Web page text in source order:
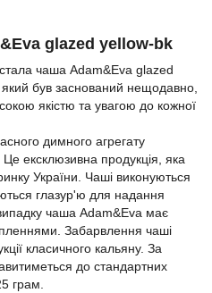
glazed yellow-bk
чаша Adam&Eva glazed
був заснований нещодавно,
якістю та увагою до кожної
димного агрегату
ексклюзивна продукція, яка
України. Чаші виконуються
глазур'ю для надання
чаша Adam&Eva має
Забарвлення чаші
класичного кальяну. За
до стандартних
грам.